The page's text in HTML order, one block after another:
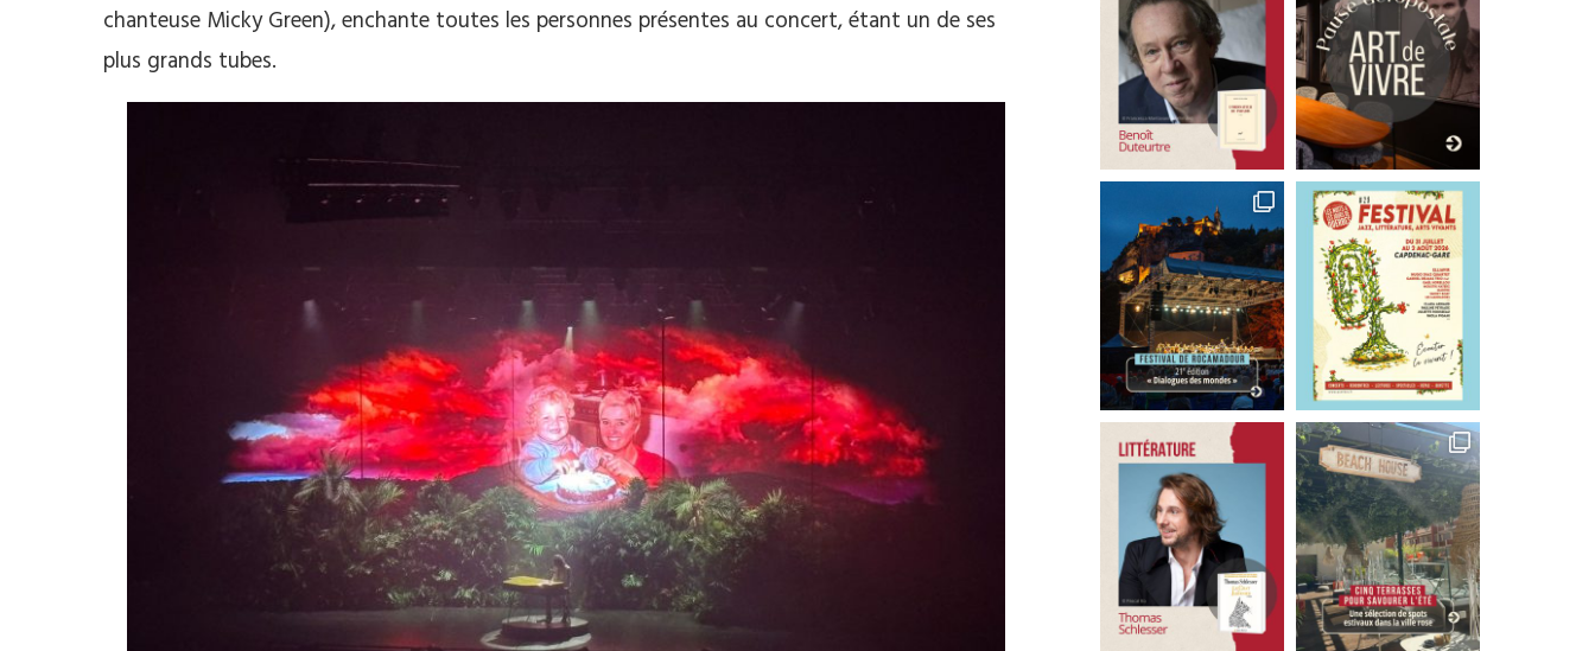
chanteuse Micky Green), enchante toutes les personnes présentes au concert, étant un de ses
plus grands tubes.